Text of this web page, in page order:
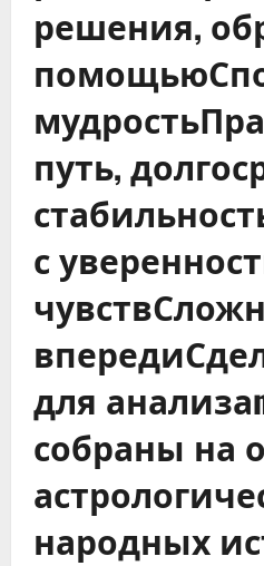
решения,
путь,
с
для
собраны на
народных